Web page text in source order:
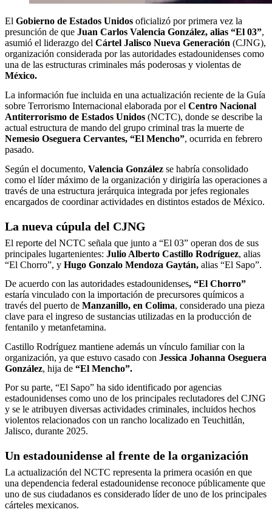
El Gobierno de Estados Unidos oficializó por primera vez la
presunción de que Juan Carlos Valencia González, alias “El 03”,
asumió el liderazgo del Cártel Jalisco Nueva Generación (CJNG),
organización considerada por las autoridades estadounidenses como
una de las estructuras criminales más poderosas y violentas de
México.
La información fue incluida en una actualización reciente de la Guía
sobre Terrorismo Internacional elaborada por el Centro Nacional
Antiterrorismo de Estados Unidos (NCTC), donde se describe la
actual estructura de mando del grupo criminal tras la muerte de
Nemesio Oseguera Cervantes, “El Mencho”, ocurrida en febrero
pasado.
Según el documento, Valencia González se habría consolidado
como el líder máximo de la organización y dirigiría las operaciones a
través de una estructura jerárquica integrada por jefes regionales
encargados de coordinar actividades en distintos estados de México.
La nueva cúpula del CJNG
El reporte del NCTC señala que junto a “El 03” operan dos de sus
principales lugartenientes: Julio Alberto Castillo Rodríguez, alias
“El Chorro”, y Hugo Gonzalo Mendoza Gaytán, alias “El Sapo”.
De acuerdo con las autoridades estadounidenses, “El Chorro”
estaría vinculado con la importación de precursores químicos a
través del puerto de Manzanillo, en Colima, considerado una pieza
clave para el ingreso de sustancias utilizadas en la producción de
fentanilo y metanfetamina.
Castillo Rodríguez mantiene además un vínculo familiar con la
organización, ya que estuvo casado con Jessica Johanna Oseguera
González, hija de “El Mencho”.
Por su parte, “El Sapo” ha sido identificado por agencias
estadounidenses como uno de los principales reclutadores del CJNG
y se le atribuyen diversas actividades criminales, incluidos hechos
violentos relacionados con un rancho localizado en Teuchitlán,
Jalisco, durante 2025.
Un estadounidense al frente de la organización
La actualización del NCTC representa la primera ocasión en que
una dependencia federal estadounidense reconoce públicamente que
uno de sus ciudadanos es considerado líder de uno de los principales
cárteles mexicanos.